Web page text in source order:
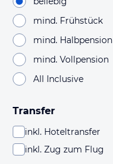
mind. Frühstück
mind. Halbpension
mind. Vollpension
All Inclusive
Transfer
inkl. Hoteltransfer
inkl. Zug zum Flug